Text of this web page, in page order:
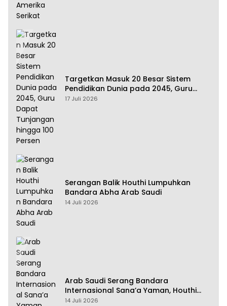
Targetkan Masuk 20 Besar Sistem
Pendidikan Dunia pada 2045, Guru
Dapat Tunjangan hingga 100 Persen
17 Juli 2026
Serangan Balik Houthi Lumpuhkan
Bandara Abha Arab Saudi
14 Juli 2026
Arab Saudi Serang Bandara
Internasional Sana’a Yaman, Houthi
Siap Serang Balik
14 Juli 2026